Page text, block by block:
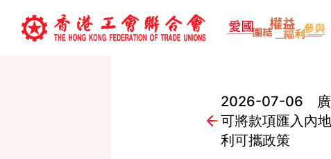
2026-07-06 廣
可將款項匯入內
利可攜政策